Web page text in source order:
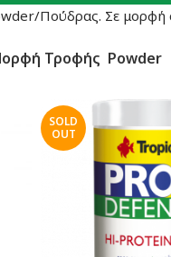
Πούδρας. Σε μορφή
Τροφής Powder
SOLD
OUT